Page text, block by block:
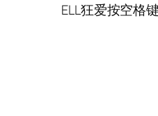
ELL狂爱按空格